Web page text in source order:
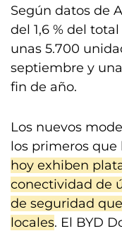
Según datos de
del 1,6 % del
unas 5.700
septiembre y
fin de año.
Los nuevos
los primeros que
hoy exhiben
conectividad de
de seguridad
locales. El BYD